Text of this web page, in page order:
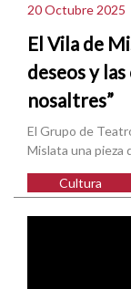
20 Octubre 2025
El Vila de
deseos y
nosaltres”
El Grupo de
Mislata una pieza
Cultura